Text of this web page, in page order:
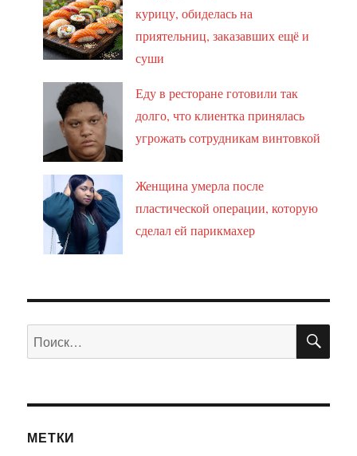
курицу, обиделась на
приятельниц, заказавших ещё и
суши
Еду в ресторане готовили так
долго, что клиентка принялась
угрожать сотрудникам винтовкой
Женщина умерла после
пластической операции, которую
сделал ей парикмахер
Искать:
МЕТКИ